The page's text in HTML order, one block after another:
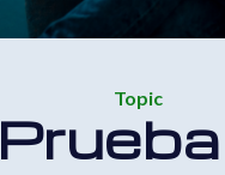
Topic